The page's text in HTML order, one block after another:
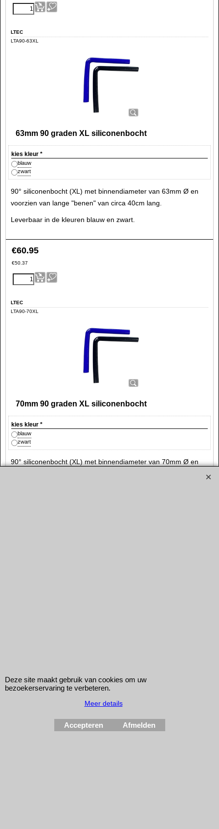
LTEC
LTA90-63XL
63mm 90 graden XL siliconenbocht
kies kleur *
blauw
zwart
90° siliconenbocht (XL) met binnendiameter van 63mm Ø en
voorzien van lange "benen" van circa 40cm lang.
Leverbaar in de kleuren blauw en zwart.
€60.95
€50.37
LTEC
LTA90-70XL
70mm 90 graden XL siliconenbocht
kies kleur *
blauw
zwart
90° siliconenbocht (XL) met binnendiameter van 70mm Ø en
90° siliconenbocht (XL) met binnendiameter van 76mm Ø en
Deze site maakt gebruik van cookies om uw
bezoekerservaring te verbeteren.
Meer details
Accepteren Afmelden